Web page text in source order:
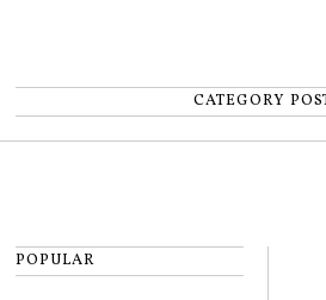
CATEGORY
POPULAR